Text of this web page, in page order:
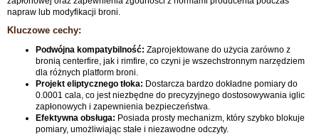
napraw lub modyfikacji broni.
Kluczowe cechy:
Podwójna kompatybilność: Zaprojektowane do użycia zarówno z
bronią centerfire, jak i rimfire, co czyni je wszechstronnym narzędziem
dla różnych platform broni.
Projekt eliptycznego tłoka: Dostarcza bardzo dokładne pomiary do
0.0001 cala, co jest niezbędne do precyzyjnego dostosowywania iglic
zapłonowych i zapewnienia bezpieczeństwa.
Efektywna obsługa: Posiada prosty mechanizm, który szybko blokuje
pomiary, umożliwiając stałe i niezawodne odczyty.